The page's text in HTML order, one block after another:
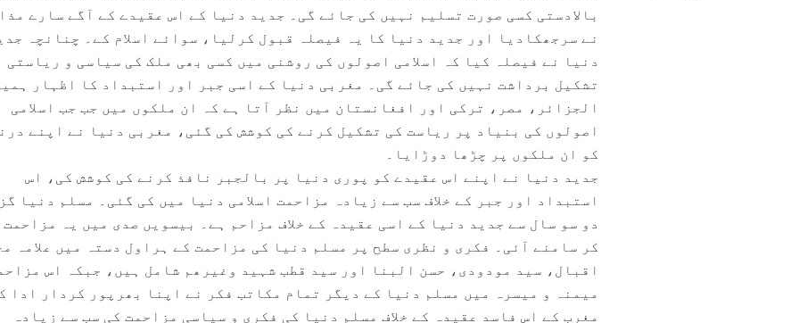
بالادستی کسی صورت تسلیم نہیں کی جائے گی۔ جدید دنیا کے اس عقیدے کے آگے سارے
نے سرجھکادیا اور جدید دنیا کا یہ فیصلہ قبول کرلیا، سوائے اسلام کے۔ چنانچہ
دنیا نے فیصلہ کیا کہ اسلامی اصولوں کی روشنی میں کسی بھی ملک کی سیاسی و ریاستی
تشکیل برداشت نہیں کی جائے گی۔ مغربی دنیا کے اسی جبر اور استبداد کا اظہار
الجزائر، مصر، ترکی اور افغانستان میں نظر آتا ہے کہ ان ملکوں میں جب جب اسلامی
اصولوں کی بنیاد پر ریاست کی تشکیل کرنے کی کوشش کی گئی، مغربی دنیا نے اپنے
کو ان ملکوں پر چڑھا دوڑایا۔
جدید دنیا نے اپنے اس عقیدے کو پوری دنیا پر بالجبر نافذ کرنے کی کوشش کی، اس
استبداد اور جبر کے خلاف سب سے زیادہ مزاحمت اسلامی دنیا میں کی گئی۔ مسلم دنیا
دو سو سال سے جدید دنیا کے اسی عقیدہ کے خلاف مزاحم ہے۔ بیسویں صدی میں یہ مزاحمت
کر سامنے آئی۔ فکری و نظری سطح پر مسلم دنیا کی مزاحمت کے ہراول دستہ میں علامہ
اقبال، سید مودودی، حسن البنا اور سید قطب شہید وغیرھم شامل ہیں، جبکہ اس
میمنہ و میسرہ میں مسلم دنیا کے دیگر تمام مکاتب فکر نے اپنا بھرپور کردار ادا
مغرب کے اس فاسد عقیدہ کے خلاف مسلم دنیا کی فکری و سیاسی مزاحمت کی سب سے زیادہ